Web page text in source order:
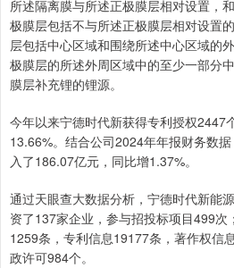
所述隔离膜与所述正极膜层相对设置，
极膜层包括不与所述正极膜层相对设置
层包括中心区域和围绕所述中心区域的
极膜层的所述外周区域中的至少一部分
膜层补充锂的锂源。
今年以来宁德时代新获得专利授权2447
13.66%。结合公司2024年年报财务数
入了186.07亿元，同比增1.37%。
通过天眼查大数据分析，宁德时代新能
资了137家企业，参与招投标项目499次
1259条，专利信息19177条，著作权信
政许可984个。